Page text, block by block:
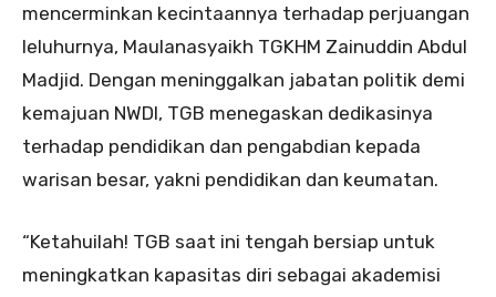
mencerminkan kecintaannya terhadap perjuangan
leluhurnya, Maulanasyaikh TGKHM Zainuddin Abdul
Madjid. Dengan meninggalkan jabatan politik demi
kemajuan NWDI, TGB menegaskan dedikasinya
terhadap pendidikan dan pengabdian kepada
warisan besar, yakni pendidikan dan keumatan.
“Ketahuilah! TGB saat ini tengah bersiap untuk
meningkatkan kapasitas diri sebagai akademisi